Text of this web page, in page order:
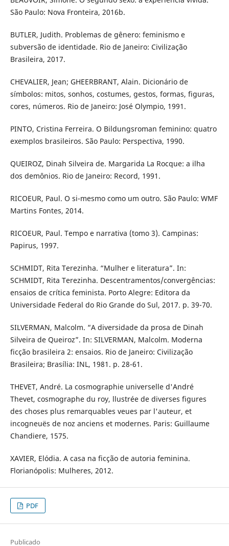
São Paulo: Nova Fronteira, 2016b.
BUTLER, Judith. Problemas de gênero: feminismo e
subversão de identidade. Rio de Janeiro: Civilização
Brasileira, 2017.
CHEVALIER, Jean; GHEERBRANT, Alain. Dicionário de
símbolos: mitos, sonhos, costumes, gestos, formas, figuras,
cores, números. Rio de Janeiro: José Olympio, 1991.
PINTO, Cristina Ferreira. O Bildungsroman feminino: quatro
exemplos brasileiros. São Paulo: Perspectiva, 1990.
QUEIROZ, Dinah Silveira de. Margarida La Rocque: a ilha
dos demônios. Rio de Janeiro: Record, 1991.
RICOEUR, Paul. O si-mesmo como um outro. São Paulo: WMF
Martins Fontes, 2014.
RICOEUR, Paul. Tempo e narrativa (tomo 3). Campinas:
Papirus, 1997.
SCHMIDT, Rita Terezinha. “Mulher e literatura”. In:
SCHMIDT, Rita Terezinha. Descentramentos/convergências:
ensaios de crítica feminista. Porto Alegre: Editora da
Universidade Federal do Rio Grande do Sul, 2017. p. 39-70.
SILVERMAN, Malcolm. “A diversidade da prosa de Dinah
Silveira de Queiroz”. In: SILVERMAN, Malcolm. Moderna
ficção brasileira 2: ensaios. Rio de Janeiro: Civilização
Brasileira; Brasília: INL, 1981. p. 28-61.
THEVET, André. La cosmographie universelle d'André
Thevet, cosmographe du roy, llustrée de diverses figures
des choses plus remarquables veues par l'auteur, et
incogneuës de noz anciens et modernes. Paris: Guillaume
Chandiere, 1575.
XAVIER, Elódia. A casa na ficção de autoria feminina.
Florianópolis: Mulheres, 2012.
PDF
Publicado